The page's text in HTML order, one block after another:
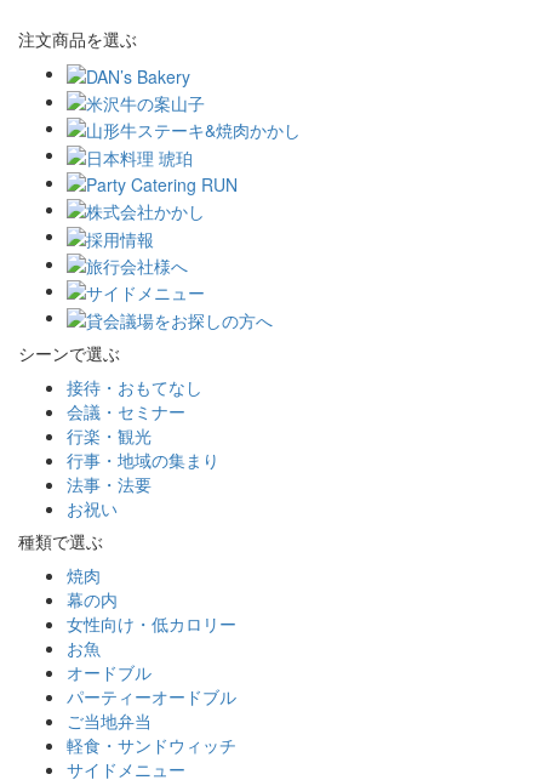
注文商品を選ぶ
シーンで選ぶ
接待・おもてなし
会議・セミナー
行楽・観光
行事・地域の集まり
法事・法要
お祝い
種類で選ぶ
焼肉
幕の内
女性向け・低カロリー
お魚
オードブル
パーティーオードブル
ご当地弁当
軽食・サンドウィッチ
サイドメニュー